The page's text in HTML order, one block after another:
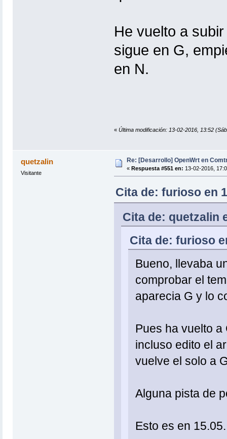
He vuelto a
sigue en G,
en N.
« Última modificación: 13-02-2016, 13:52
quetzalin
Visitante
Re: [Desarrollo] OpenWrt en
« Respuesta #551 en: 13-02-2016,
Cita de: furioso en
Cita de: quetzalin
Cita de: furioso
Bueno, llevaba
comprobar el
aparecia G y lo
Pues ha vuelto
incluso edito el
vuelve el solo a
Alguna pista de
Esto es en 15.05.